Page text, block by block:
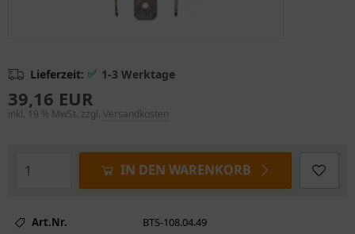
Lieferzeit: ✅ 1-3 Werktage
39,16 EUR
inkl. 19 % MwSt. zzgl. Versandkosten
IN DEN WARENKORB
Art.Nr.
BTS-108.04.49